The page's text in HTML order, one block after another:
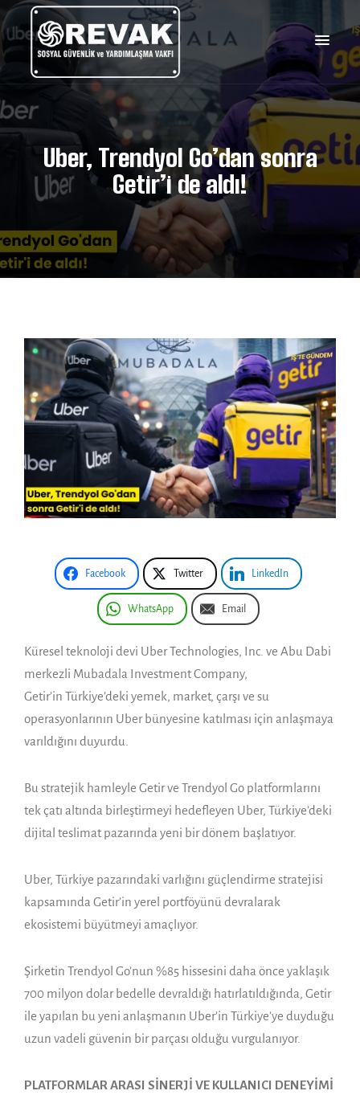
Uber, Trendyol Go’dan sonra
Getir’i de aldı!
Facebook Twitter LinkedIn
WhatsApp Email
Küresel teknoloji devi Uber Technologies, Inc. ve Abu Dabi
merkezli Mubadala Investment Company,
Getir’in Türkiye’deki yemek, market, çarşı ve su
operasyonlarının Uber bünyesine katılması için anlaşmaya
varıldığını duyurdu.
Bu stratejik hamleyle Getir ve Trendyol Go platformlarını
tek çatı altında birleştirmeyi hedefleyen Uber, Türkiye’deki
dijital teslimat pazarında yeni bir dönem başlatıyor.
Uber, Türkiye pazarındaki varlığını güçlendirme stratejisi
kapsamında Getir’in yerel portföyünü devralarak
ekosistemi büyütmeyi amaçlıyor.
Şirketin Trendyol Go’nun %85 hissesini daha önce yaklaşık
700 milyon dolar bedelle devraldığı hatırlatıldığında, Getir
ile yapılan bu yeni anlaşmanın Uber’in Türkiye’ye duyduğu
uzun vadeli güvenin bir parçası olduğu vurgulanıyor.
PLATFORMLAR ARASI SİNERJİ VE KULLANICI DENEYİMİ